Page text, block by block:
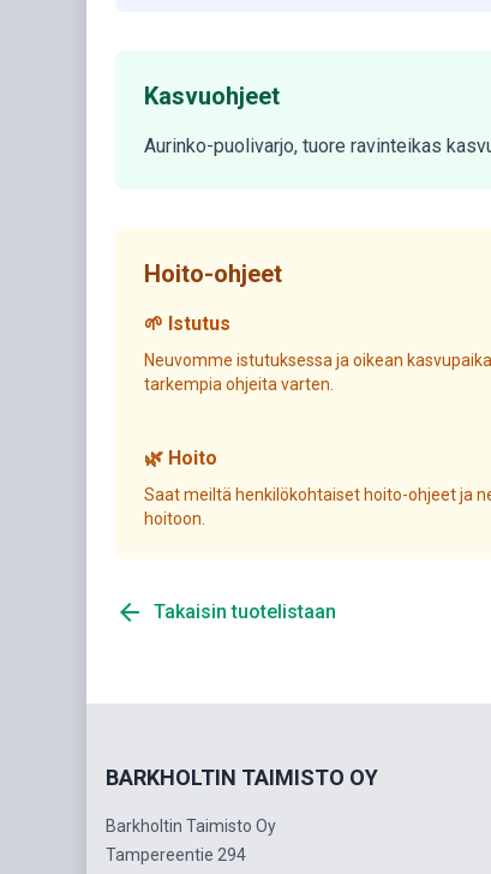
Kasvuohjeet
Aurinko-puolivarjo, tuore ravinteikas
Hoito-ohjeet
🌱 Istutus
Neuvomme istutuksessa ja oikean
tarkempia ohjeita varten.
🌿 Hoito
Saat meiltä henkilökohtaiset hoito-ohjeet ja
hoitoon.
arrow_back Takaisin tuotelistaan
BARKHOLTIN TAIMISTO OY
Barkholtin Taimisto Oy
Tampereentie 294